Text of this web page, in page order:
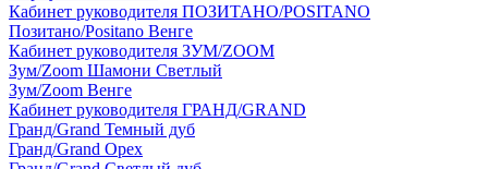
Кабинет руководителя ПОЗИТАНО/POSITANO
Позитано/Positano Венге
Кабинет руководителя ЗУМ/ZOOM
Зум/Zoom Шамони Светлый
Зум/Zoom Венге
Кабинет руководителя ГРАНД/GRAND
Гранд/Grand Темный дуб
Гранд/Grand Орех